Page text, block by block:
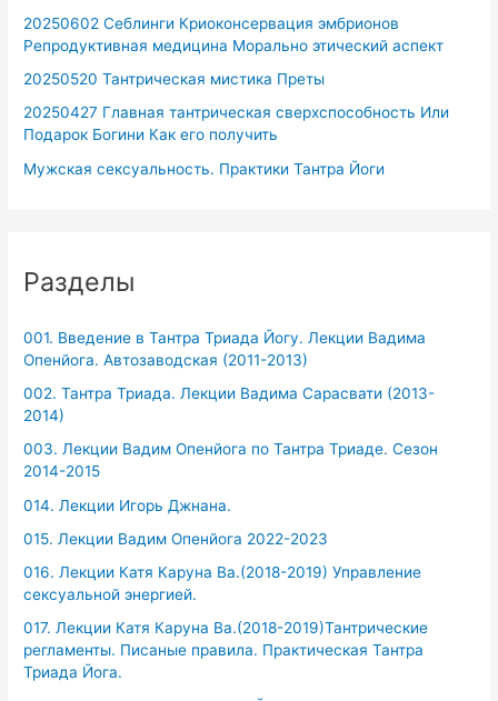
20250602 Себлинги Криоконсервация эмбрионов
Репродуктивная медицина Морально этический аспект
20250520 Тантрическая мистика Преты
20250427 Главная тантрическая сверхспособность Или
Подарок Богини Как его получить
Мужская сексуальность. Практики Тантра Йоги
Разделы
001. Введение в Тантра Триада Йогу. Лекции Вадима
Опенйога. Автозаводская (2011-2013)
002. Тантра Триада. Лекции Вадима Сарасвати (2013-
2014)
003. Лекции Вадим Опенйога по Тантра Триаде. Сезон
2014-2015
014. Лекции Игорь Джнана.
015. Лекции Вадим Опенйога 2022-2023
016. Лекции Катя Каруна Ва.(2018-2019) Управление
сексуальной энергией.
017. Лекции Катя Каруна Ва.(2018-2019)Тантрические
регламенты. Писаные правила. Практическая Тантра
Триада Йога.